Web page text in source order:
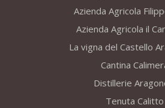
Azienda Agricola
Azienda Agricola il
La vigna del Castello
Cantina
Distillerie
Tenuta Calitto